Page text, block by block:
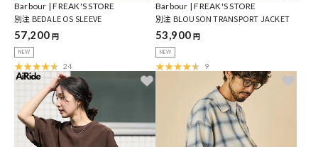
Barbour | FREAK'S STORE
別注 BEDALE OS SLEEVE
57,200 円
NEW
24
Barbour | FREAK'S STORE
別注 BLOUSON TRANSPORT JACKET
53,900 円
NEW
9